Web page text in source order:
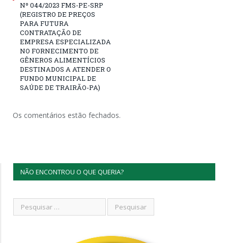
Nº 044/2023 FMS-PE-SRP
(REGISTRO DE PREÇOS
PARA FUTURA
CONTRATAÇÃO DE
EMPRESA ESPECIALIZADA
NO FORNECIMENTO DE
GÊNEROS ALIMENTÍCIOS
DESTINADOS A ATENDER O
FUNDO MUNICIPAL DE
SAÚDE DE TRAIRÃO-PA)
Os comentários estão fechados.
NÃO ENCONTROU O QUE QUERIA?